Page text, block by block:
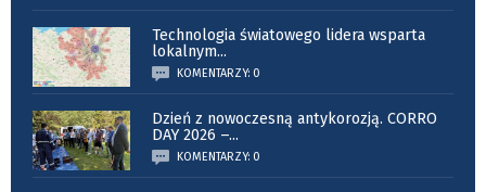
Technologia światowego lidera wsparta
lokalnym...
KOMENTARZY: 0
Dzień z nowoczesną antykorozją. CORRO
DAY 2026 –...
KOMENTARZY: 0